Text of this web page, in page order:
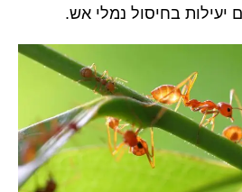
יעילות בחיסול נמלי אש.